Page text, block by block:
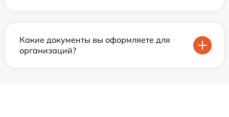
Какие документы вы оформляете для
организаций?